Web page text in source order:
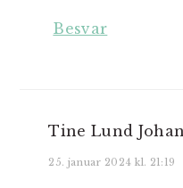
Besvar
Tine Lund
25. januar 2024 kl. 21:19